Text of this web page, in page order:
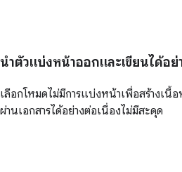
นำตัวแบ่งหน้าออกและเขียนได้อย่
เลือกโหมดไม่มีการแบ่งหน้าเพื่อสร้างเ
ผ่านเอกสารได้อย่างต่อเนื่องไม่มีสะดุด